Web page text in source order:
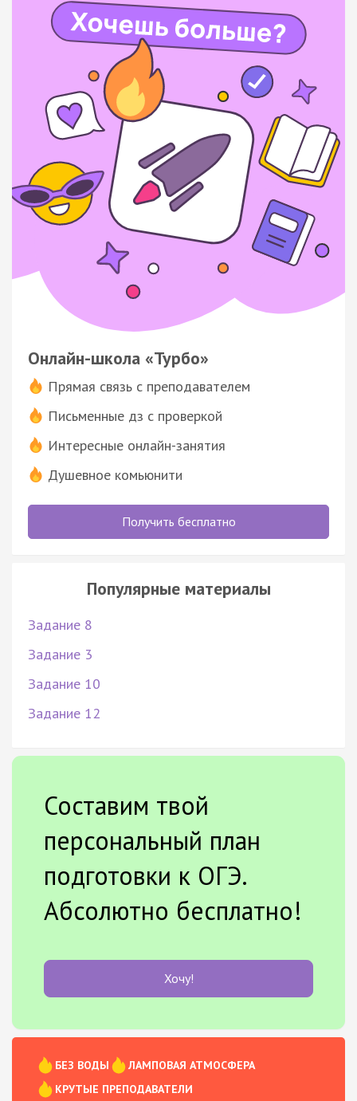
Онлайн-школа «Турбо»
Прямая связь с преподавателем
Письменные дз с проверкой
Интересные онлайн-занятия
Душевное комьюнити
Получить бесплатно
Популярные материалы
Задание 8
Задание 3
Задание 10
Задание 12
Составим твой
персональный план
подготовки к ОГЭ.
Абсолютно бесплатно!
Хочу!
БЕЗ ВОДЫ
ЛАМПОВАЯ АТМОСФЕРА
КРУТЫЕ ПРЕПОДАВАТЕЛИ